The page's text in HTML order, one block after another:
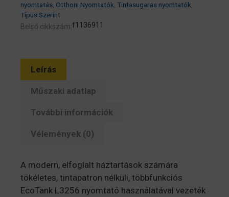
nyomtatás, Otthoni Nyomtatók, Tintasugaras nyomtatók,
Típus Szerint
Belső cikkszám:f1136911
Leírás
Műszaki adatlap
További információk
Vélemények (0)
A modern, elfoglalt háztartások számára
tökéletes, tintapatron nélküli, többfunkciós
EcoTank L3256 nyomtató használatával vezeték